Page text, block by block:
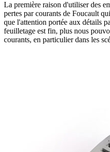
La première raison d'utiliser des
pertes par courants de Foucault
que l'attention portée aux détails
feuilletage est fin, plus nous
courants, en particulier dans les